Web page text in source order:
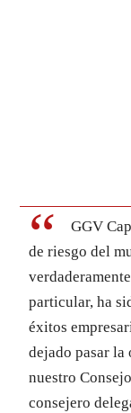
GGV
de riesgo del
particular, ha
éxitos
dejado pasar
nuestro
consejero